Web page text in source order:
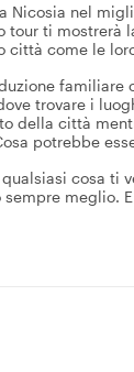
Nicosia nel
ti mostrerà
come le
trovare i
della città
potrebbe
cosa
meglio.